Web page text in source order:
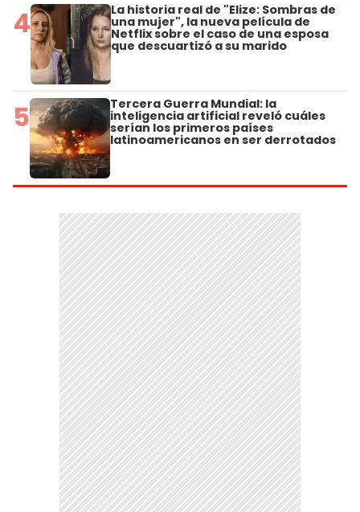
4 La historia real de "Elize: Sombras de
una mujer", la nueva película de
Netflix sobre el caso de una esposa
que descuartizó a su marido
5 Tercera Guerra Mundial: la
inteligencia artificial reveló cuáles
serían los primeros países
latinoamericanos en ser derrotados